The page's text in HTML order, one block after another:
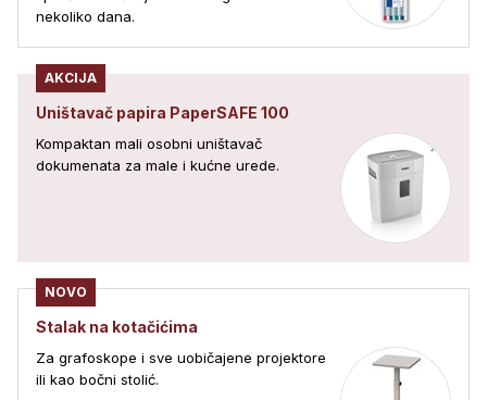
nekoliko dana.
AKCIJA
Uništavač papira PaperSAFE 100
Kompaktan mali osobni uništavač
dokumenata za male i kućne urede.
NOVO
Stalak na kotačićima
Za grafoskope i sve uobičajene projektore
ili kao bočni stolić.